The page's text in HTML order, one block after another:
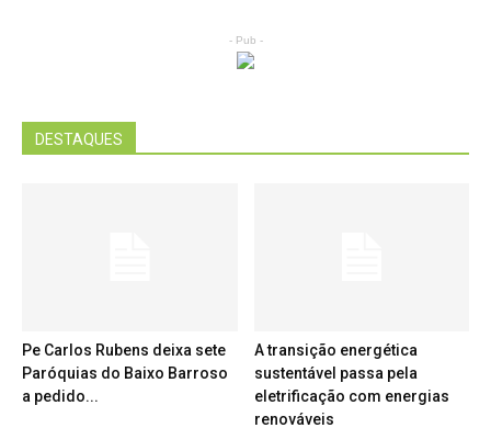
- Pub -
DESTAQUES
Pe Carlos Rubens deixa sete
Paróquias do Baixo Barroso
a pedido...
A transição energética
sustentável passa pela
eletrificação com energias
renováveis